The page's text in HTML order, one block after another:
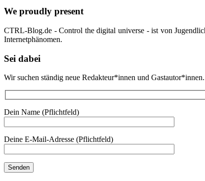
We proudly present
CTRL-Blog.de - Control the digital universe - ist von
Internetphänomen.
Sei dabei
Wir suchen ständig neue Redakteur*innen und
Dein Name (Pflichtfeld)
Deine E-Mail-Adresse (Pflichtfeld)